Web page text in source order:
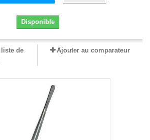
Disponible
de
Ajouter au comparateur